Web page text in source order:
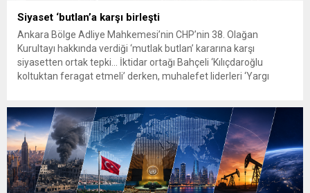
Siyaset ‘butlan’a karşı birleşti
Ankara Bölge Adliye Mahkemesi’nin CHP’nin 38. Olağan
Kurultayı hakkında verdiği ‘mutlak butlan’ kararına karşı
siyasetten ortak tepki… İktidar ortağı Bahçeli ‘Kılıçdaroğlu
koltuktan feragat etmeli’ derken, muhalefet liderleri ‘Yargı
Genel Başkan seçildiği CHP 38. Olağan...